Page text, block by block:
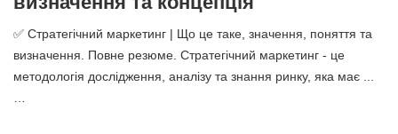
✅ Стратегічний маркетинг | Що це таке, значення, поняття та
визначення. Повне резюме. Стратегічний маркетинг - це
методологія дослідження, аналізу та знання ринку, яка має ...